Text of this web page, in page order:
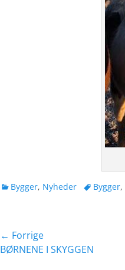
kategorier
Bygger, Nyheder TagsBygger,
Indlægsnavigation
← Forrige
Forrige
BØRNENE I SKYGGEN